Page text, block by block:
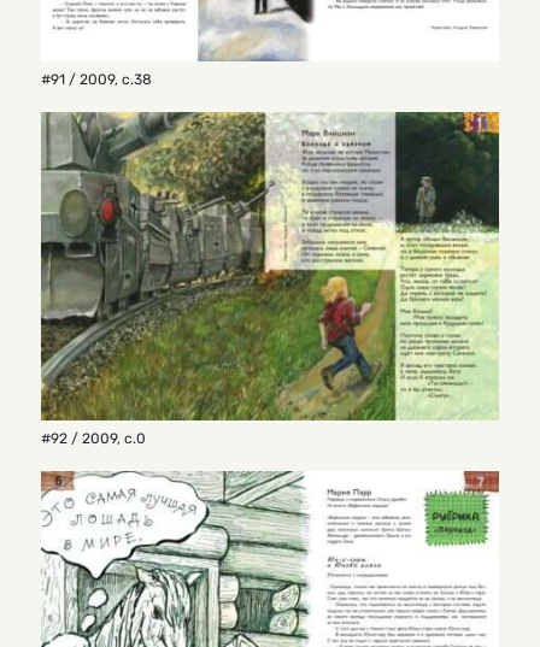
#91 / 2009, с.38
#92 / 2009, с.0